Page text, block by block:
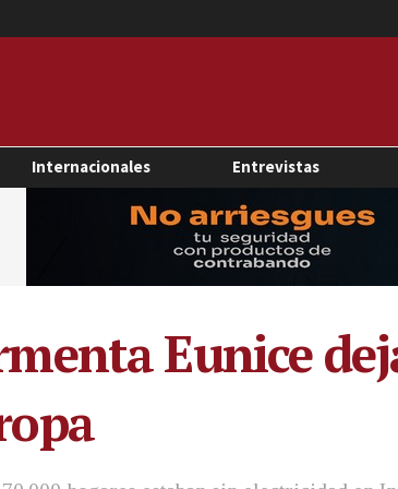
Internacionales Entrevistas
Eunice